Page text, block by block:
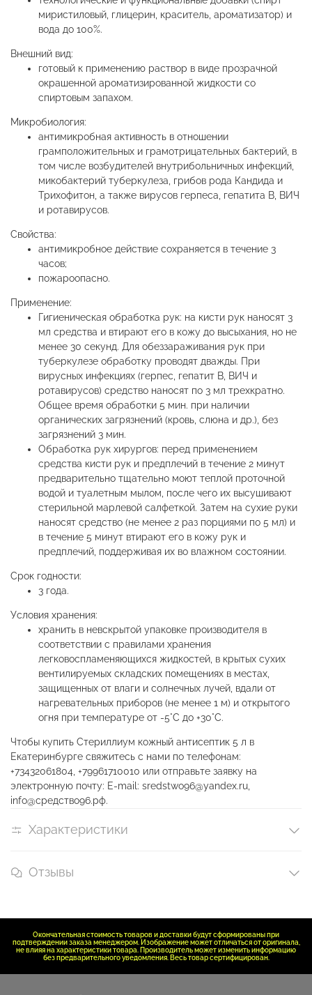
миристиловый, глицерин, краситель, ароматизатор) и
вода до 100%.
Внешний вид:
готовый к применению раствор в виде прозрачной
окрашенной ароматизированной жидкости со
спиртовым запахом.
Микробиология:
антимикробная активность в отношении
грамположительных и грамотрицательных бактерий, в
том числе возбудителей внутрибольничных инфекций,
микобактерий туберкулеза, грибов рода Кандида и
Трихофитон, а также вирусов герпеса, гепатита В, ВИЧ
и ротавирусов.
Свойства:
антимикробное действие сохраняется в течение 3
часов;
пожароопасно.
Применение:
Гигиеническая обработка рук: на кисти рук наносят 3
мл средства и втирают его в кожу до высыхания, но не
менее 30 секунд. Для обеззараживания рук при
туберкулезе обработку проводят дважды. При
вирусных инфекциях (герпес, гепатит В, ВИЧ и
ротавирусов) средство наносят по 3 мл трехкратно.
Общее время обработки 5 мин. при наличии
органических загрязнений (кровь, слюна и др.), без
загрязнений 3 мин.
Обработка рук хирургов: перед применением
средства кисти рук и предплечий в течение 2 минут
предварительно тщательно моют теплой проточной
водой и туалетным мылом, после чего их высушивают
стерильной марлевой салфеткой. Затем на сухие руки
наносят средство (не менее 2 раз порциями по 5 мл) и
в течение 5 минут втирают его в кожу рук и
предплечий, поддерживая их во влажном состоянии.
Срок годности:
3 года.
Условия хранения:
хранить в невскрытой упаковке производителя в
соответствии с правилами хранения
легковоспламеняющихся жидкостей, в крытых сухих
вентилируемых складских помещениях в местах,
защищенных от влаги и солнечных лучей, вдали от
нагревательных приборов (не менее 1 м) и открытого
огня при температуре от -5°С до +30°С.
Чтобы купить Стериллиум кожный антисептик 5 л в
Екатеринбурге свяжитесь с нами по телефонам:
+73432061804, +79961710010 или отправьте заявку на
электронную почту: E-mail: sredstwo96@yandex.ru,
info@средство96.рф.
Характеристики
Отзывы
Окончательная стоимость товаров и доставки будут сформированы при
подтверждении заказа менеджером. Изображение может отличаться от оригинала,
не влияя на характеристики товара. Производитель может изменить информацию
без предварительного уведомления. Весь товар сертифицирован.